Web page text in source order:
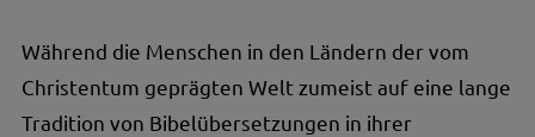
Während die Menschen in den Ländern der vom
Christentum geprägten Welt zumeist auf eine lange
Tradition von Bibelübersetzungen in ihrer